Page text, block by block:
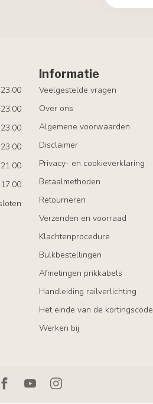
Informatie
Veelgestelde vragen
Over ons
Algemene voorwaarden
Disclaimer
Privacy- en cookieverklaring
Betaalmethoden
Retourneren
Verzenden en voorraad
Klachtenprocedure
Bulkbestellingen
Afmetingen prikkabels
Handleiding railverlichting
Het einde van de kortingscode
Werken bij